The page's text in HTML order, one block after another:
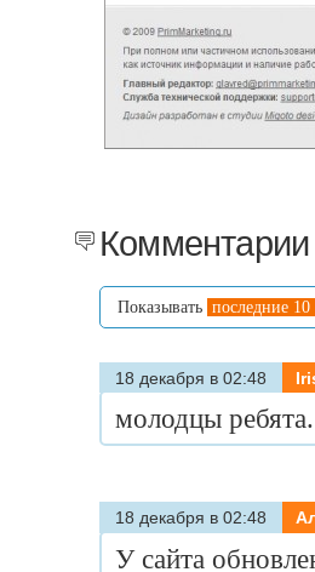
Показывать последние 10
18 декабря в 02:48
молодцы ребята.
18 декабря в 02:48
У сайта